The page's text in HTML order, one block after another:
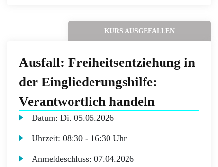
KURS AUSGEFALLEN
Ausfall: Freiheitsentziehung in
der Eingliederungshilfe:
Verantwortlich handeln
Datum:Di. 05.05.2026
Uhrzeit:08:30 - 16:30 Uhr
Anmeldeschluss:07.04.2026